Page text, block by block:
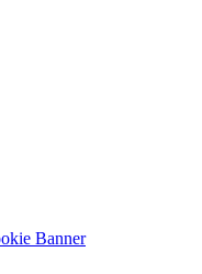
Banner